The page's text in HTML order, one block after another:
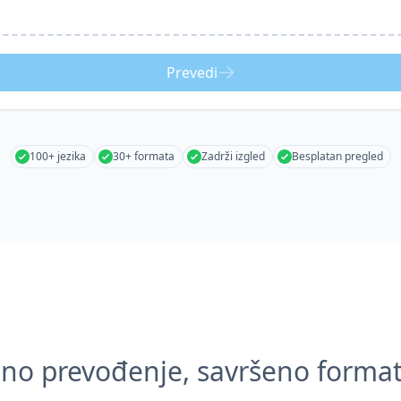
Prevedi
100+ jezika 30+ formata Zadrži izgled Besplatan pregled
prevođenje, savršeno